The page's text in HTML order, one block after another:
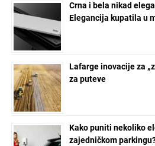
Crna i bela nikad
Elegancija kupatila u
Lafarge inovacije za
za puteve
Kako puniti nekoliko
zajedničkom